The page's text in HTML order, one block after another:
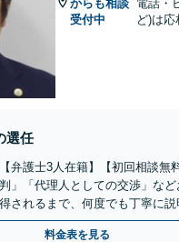
からも相談
受付中
電話・
ど)は応
選任
弁護士3人在籍】【初回相談無
」「代理人としての交渉」など
されるまで、何度でも丁寧に
夜間対応可】【当日／電話相談
料金表を見る